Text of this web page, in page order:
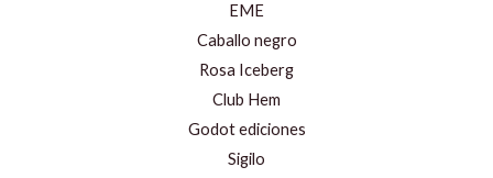
EME
Caballo negro
Rosa Iceberg
Club Hem
Godot ediciones
Sigilo